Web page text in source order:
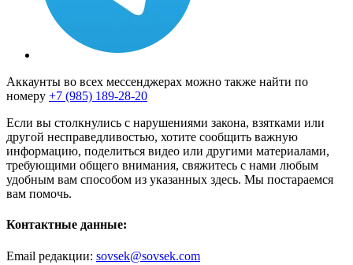
Аккаунты во всех мессенджерах можно также найти по
номеру +7 (985) 189-28-20
Если вы столкнулись с нарушениями закона, взятками или
другой несправедливостью, хотите сообщить важную
информацию, поделиться видео или другими материалами,
требующими общего внимания, свяжитесь с нами любым
удобным вам способом из указанных здесь. Мы постараемся
вам помочь.
Контактные данные:
Email редакции: sovsek@sovsek.com